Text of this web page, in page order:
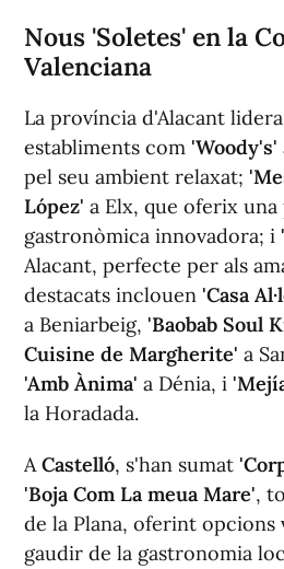
Nous 'Soletes' en la
Valenciana
La província d'Alacant
establiments com 'Woody's'
pel seu ambient relaxat;
López' a Elx, que oferix
gastronòmica innovadora; i
Alacant, perfecte per als
destacats inclouen 'Casa
a Beniarbeig, 'Baobab Soul
Cuisine de Margherite' a
'Amb Ànima' a Dénia, i
la Horadada.
ACastelló, s'han sumat
'Boja Com La meua Mare',
de la Plana, oferint opcions
gaudir de la gastronomia